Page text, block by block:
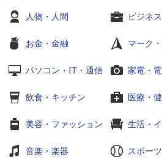
人物・人間 ビジネ
お金・金融 マーク
パソコン・IT・通信 家電・
飲食・キッチン 医療・
美容・ファッション 生活・
音楽・楽器 スポー